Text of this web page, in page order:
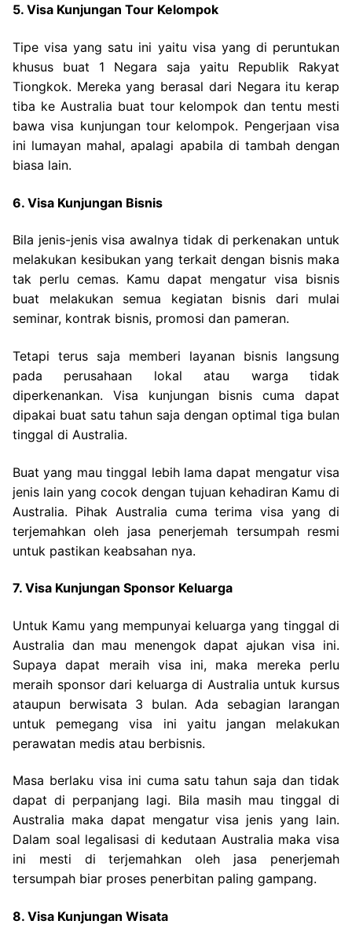
5. Visa Kunjungan Tour Kelompok
Tipe visa yang satu ini yaitu visa yang di peruntukan
khusus buat 1 Negara saja yaitu Republik Rakyat
Tiongkok. Mereka yang berasal dari Negara itu kerap
tiba ke Australia buat tour kelompok dan tentu mesti
bawa visa kunjungan tour kelompok. Pengerjaan visa
ini lumayan mahal, apalagi apabila di tambah dengan
biasa lain.
6. Visa Kunjungan Bisnis
Bila jenis-jenis visa awalnya tidak di perkenakan untuk
melakukan kesibukan yang terkait dengan bisnis maka
tak perlu cemas. Kamu dapat mengatur visa bisnis
buat melakukan semua kegiatan bisnis dari mulai
seminar, kontrak bisnis, promosi dan pameran.
Tetapi terus saja memberi layanan bisnis langsung
pada perusahaan lokal atau warga tidak
diperkenankan. Visa kunjungan bisnis cuma dapat
dipakai buat satu tahun saja dengan optimal tiga bulan
tinggal di Australia.
Buat yang mau tinggal lebih lama dapat mengatur visa
jenis lain yang cocok dengan tujuan kehadiran Kamu di
Australia. Pihak Australia cuma terima visa yang di
terjemahkan oleh jasa penerjemah tersumpah resmi
untuk pastikan keabsahan nya.
7. Visa Kunjungan Sponsor Keluarga
Untuk Kamu yang mempunyai keluarga yang tinggal di
Australia dan mau menengok dapat ajukan visa ini.
Supaya dapat meraih visa ini, maka mereka perlu
meraih sponsor dari keluarga di Australia untuk kursus
ataupun berwisata 3 bulan. Ada sebagian larangan
untuk pemegang visa ini yaitu jangan melakukan
perawatan medis atau berbisnis.
Masa berlaku visa ini cuma satu tahun saja dan tidak
dapat di perpanjang lagi. Bila masih mau tinggal di
Australia maka dapat mengatur visa jenis yang lain.
Dalam soal legalisasi di kedutaan Australia maka visa
ini mesti di terjemahkan oleh jasa penerjemah
tersumpah biar proses penerbitan paling gampang.
8. Visa Kunjungan Wisata